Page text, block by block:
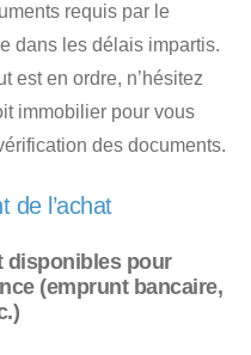
requis par le
dans les délais impartis.
est en ordre, n’hésitez
immobilier pour vous
des documents.
de l’achat
disponibles pour
(emprunt bancaire,